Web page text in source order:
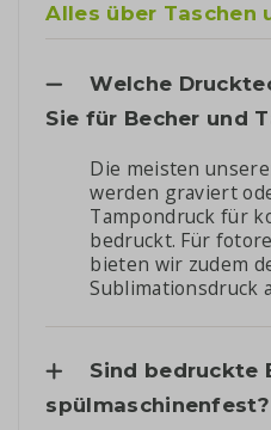
Alles über Taschen
Welche
Sie für Becher und
Die meisten
werden graviert
Tampondruck für
bedruckt. Für
bieten wir zudem
Sublimationsdruck
Sind bedruckte
spülmaschinenfest?